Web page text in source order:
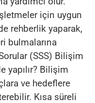
için uygun
rehberlik yaparak,
bulmalarına
(SSS) Bilişim
yapılır? Bilişim
ve hedeflere
Kısa süreli